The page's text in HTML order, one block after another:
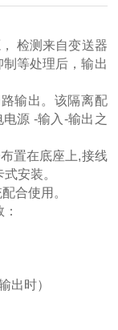
检测来自变送器
等处理后，输出
输出。该隔离配
源 -输入-输出之
置在底座上,接线
安装。
合使用。
出时）